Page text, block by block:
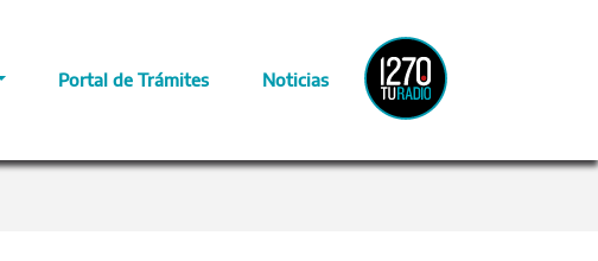
Portal de Trámites Noticias
Radio
Provincia